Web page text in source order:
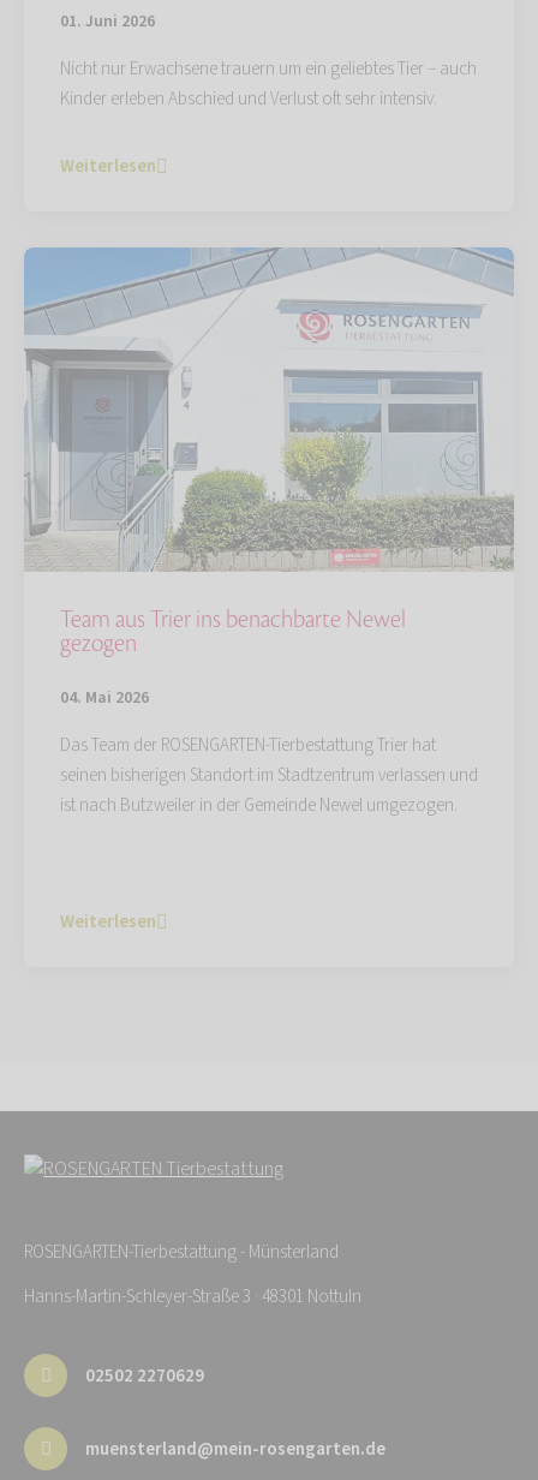
01. Juni 2026
Nicht nur Erwachsene trauern um ein geliebtes Tier – auch
Kinder erleben Abschied und Verlust oft sehr intensiv.
Weiterlesen
Team aus Trier ins benachbarte Newel
gezogen
04. Mai 2026
Das Team der ROSENGARTEN-Tierbestattung Trier hat
seinen bisherigen Standort im Stadtzentrum verlassen und
ist nach Butzweiler in der Gemeinde Newel umgezogen.
Weiterlesen
ROSENGARTEN-Tierbestattung - Münsterland
Hanns-Martin-Schleyer-Straße 3 · 48301 Nottuln
02502 2270629
muensterland@mein-rosengarten.de